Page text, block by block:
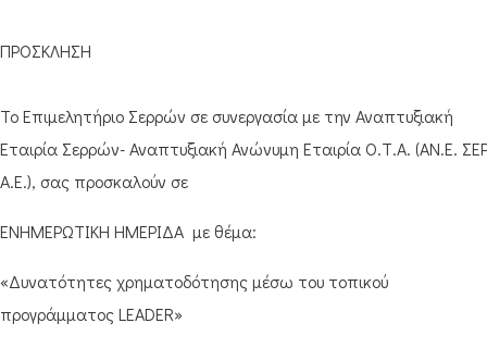
ΠΡΟΣΚΛΗΣΗ
Το Επιμελητήριο Σερρών σε συνεργασία με την Αναπτυξιακή
Εταιρία Σερρών- Αναπτυξιακή Ανώνυμη Εταιρία Ο.Τ.Α. (ΑΝ.Ε.
Α.Ε.), σας προσκαλούν σε
ΕΝΗΜΕΡΩΤΙΚΗ ΗΜΕΡΙΔΑ με θέμα:
«Δυνατότητες χρηματοδότησης μέσω του τοπικού
προγράμματος LEADER»